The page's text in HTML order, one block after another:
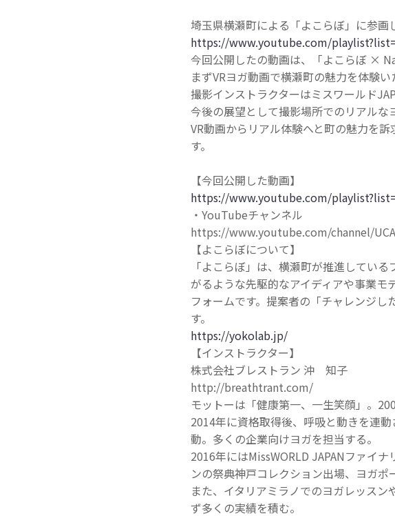
埼玉県横瀬町による「よこらぼ」に参画
https://www.youtube.com/
今回公開したの動画は、「よこらぼ ×
まずVRヨガ動画で横瀬町の魅力を体験い
撮影インストラクターはミスワールド
今後の展望として撮影場所でのリアルな
VR動画からリアル体験へと町の魅力を
す。
【今回公開した動画】
https://www.youtube.com/
・YouTubeチャンネル
https://www.youtube.com/channel/
【よこらぼについて】
「よこらぼ」は、横瀬町が推進してい
がるような先駆的なアイディアや事業
フォームです。提案者の「チャレンジ
す。
https://yokolab.jp/
【インストラクター】
株式会社ブレストラン 沖 知子
http://breathtrant.com/
モットーは「健康第一、一生笑顔」。
2014年に資格取得後、呼吸と動きを連
動。多くの企業向けヨガを担当する。
2016年にはMissWORLD JAPANファイ
ンの祭典神戸コレクション出場、ヨガポ
また、イタリアミラノでのヨガレッス
ず多くの実績を積む。